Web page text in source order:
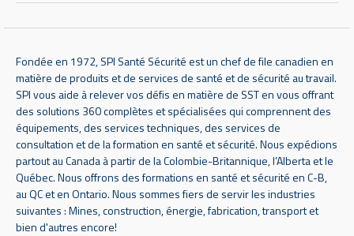
Fondée en 1972, SPI Santé Sécurité est un chef de file canadien en
matière de produits et de services de santé et de sécurité au travail.
SPI vous aide à relever vos défis en matière de SST en vous offrant
des solutions 360 complètes et spécialisées qui comprennent des
équipements, des services techniques, des services de
consultation et de la formation en santé et sécurité. Nous expédions
partout au Canada à partir de la Colombie-Britannique, l’Alberta et le
Québec. Nous offrons des formations en santé et sécurité en C-B,
au QC et en Ontario. Nous sommes fiers de servir les industries
suivantes : Mines, construction, énergie, fabrication, transport et
bien d'autres encore!